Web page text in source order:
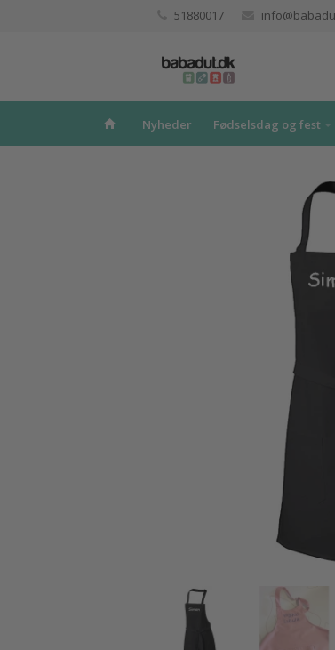
51880017
Nyheder Fødselsdag og fest